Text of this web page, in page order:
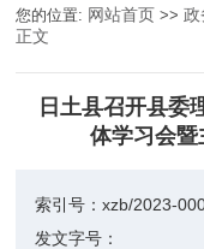
您的位置: 网站首页 >>政
正文
日土县召开县委
体学习会
索引号：xzb/2023-
发文字号：